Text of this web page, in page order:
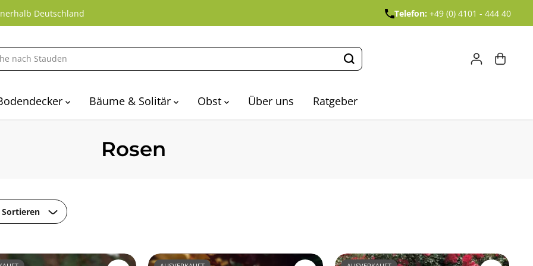
Deutschland Telefon: +49 (0) 4101 - 444 40
Bäume & Solitär Obst Über uns Ratgeber
Rosen
Sortieren